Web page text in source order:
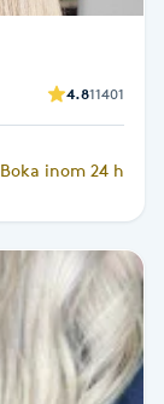
4.811401
Boka inom 24 h